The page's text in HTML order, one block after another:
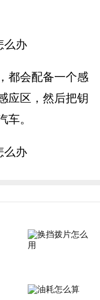
会配备一个感
应区，然后把钥
车。